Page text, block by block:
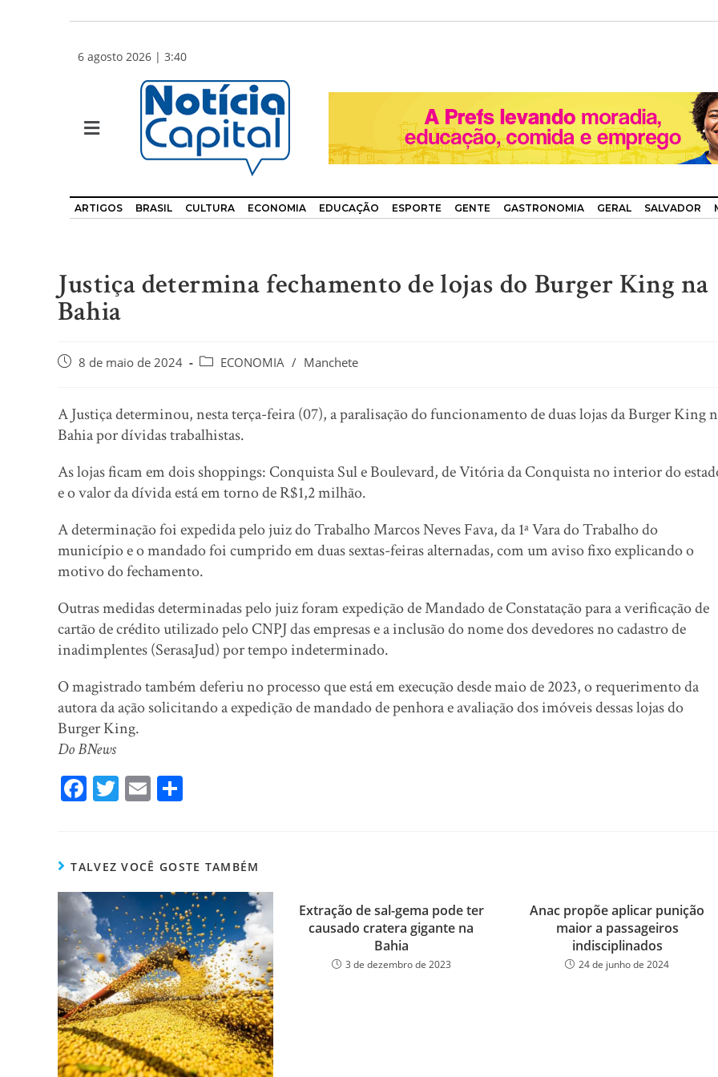
6 agosto 2026 | 3:40
ARTIGOS BRASIL CULTURA ECONOMIA EDUCAÇÃO ESPORTE GENTE GASTRONOMIA GERAL SALVADOR
Justiça determina fechamento de lojas do Burger King na
Bahia
8 de maio de 2024 ECONOMIA / Manchete
A Justiça determinou, nesta terça-feira (07), a paralisação do funcionamento de duas lojas da Burger King
Bahia por dívidas trabalhistas.
As lojas ficam em dois shoppings: Conquista Sul e Boulevard, de Vitória da Conquista no interior do
e o valor da dívida está em torno de R$1,2 milhão.
A determinação foi expedida pelo juiz do Trabalho Marcos Neves Fava, da 1ª Vara do Trabalho do
município e o mandado foi cumprido em duas sextas-feiras alternadas, com um aviso fixo explicando o
motivo do fechamento.
Outras medidas determinadas pelo juiz foram expedição de Mandado de Constatação para a verificação de
cartão de crédito utilizado pelo CNPJ das empresas e a inclusão do nome dos devedores no cadastro de
inadimplentes (SerasaJud) por tempo indeterminado.
O magistrado também deferiu no processo que está em execução desde maio de 2023, o requerimento da
autora da ação solicitando a expedição de mandado de penhora e avaliação dos imóveis dessas lojas do
Burger King.
Do BNews
Fa
ok
T
er
E
TALVEZ VOCÊ GOSTE TAMBÉM
Extração de sal-gema pode ter
causado cratera gigante na
Bahia
3 de dezembro de 2023
Anac propõe aplicar punição
maior a passageiros
indisciplinados
24 de junho de 2024